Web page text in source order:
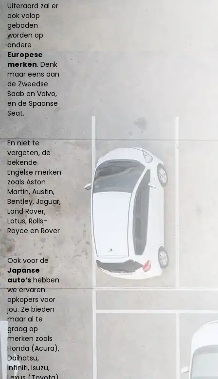
Uiteraard zal er
ook volop
geboden
worden op
andere
Europese
merken. Denk
maar eens aan
de Zweedse
Saab en Volvo,
en de Spaanse
Seat.
En niet te
vergeten, de
bekende
Engelse merken
zoals Aston
Martin, Austin,
Bentley, Jaguar,
Land Rover,
Lotus, Rolls-
Royce en Rover
Ook voor de
Japanse
auto’s hebben
we ervaren
opkopers voor
jou. Ze bieden
maar al te
graag op
merken zoals
Honda (Acura),
Daihatsu,
Infiniti, Isuzu,